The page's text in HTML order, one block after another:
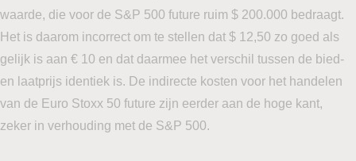
waarde, die voor de S&P 500 future ruim $ 200.000 bedraagt.
Het is daarom incorrect om te stellen dat $ 12,50 zo goed als
gelijk is aan € 10 en dat daarmee het verschil tussen de bied-
en laatprijs identiek is. De indirecte kosten voor het handelen
van de Euro Stoxx 50 future zijn eerder aan de hoge kant,
zeker in verhouding met de S&P 500.